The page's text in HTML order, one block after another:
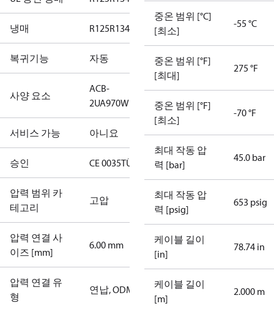
냉매 R125R134a R404AR407C R410A
복귀기능 자동
사양 요소
ACB-
2UA970W
서비스 가능 아니요
승인 CE 0035TÜV
압력 범위 카
테고리
고압
압력 연결 사
이즈 [mm]
6.00 mm
압력 연결 유
형
연납, ODM
중온 범위 [°C]
[최소]
-55 °C
중온 범위 [°F]
[최대]
275 °F
중온 범위 [°F]
[최소]
-70 °F
최대 작동 압
력 [bar]
45.0 bar
최대 작동 압
력 [psig]
653 psig
케이블 길이
[in]
78.74 in
케이블 길이
[m]
2.000 m